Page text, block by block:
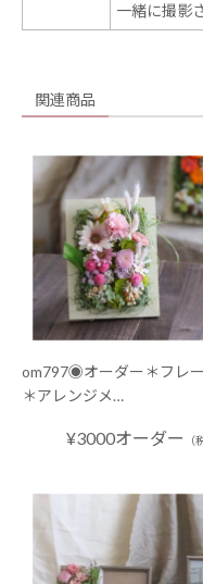
一緒に撮影
関連商品
om797◉オーダー＊フレ
＊アレンジメ…
¥3000オーダー （